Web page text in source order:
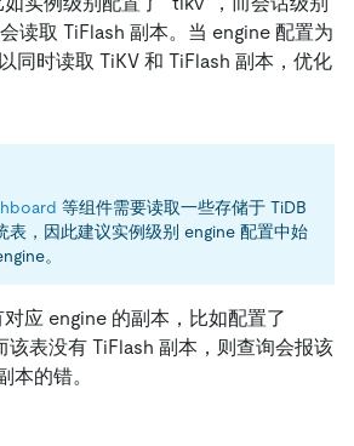
读取 TiFlash 副本。当 engine 配置为
同时读取 TiKV 和 TiFlash 副本，优化
等组件需要读取一些存储于 TiDB
表，因此建议实例级别 engine 配置中始
。
应 engine 的副本，比如配置了
该表没有 TiFlash 副本，则查询会报该
本的错。